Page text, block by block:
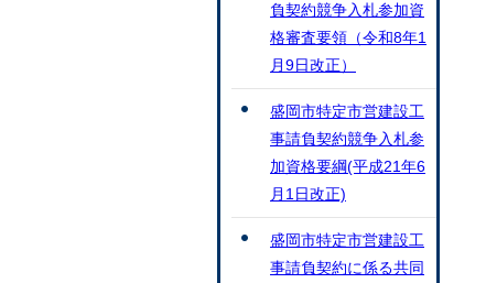
負契約競争入札参加資
格審査要領（令和8年1
月9日改正）
盛岡市特定市営建設工
事請負契約競争入札参
加資格要綱(平成21年6
月1日改正)
盛岡市特定市営建設工
事請負契約に係る共同